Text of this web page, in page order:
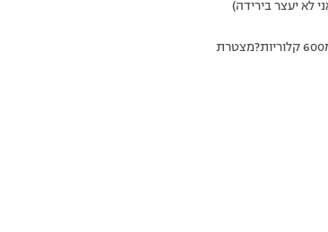
הבהרה נוספת אמרת לי שבמנה מותרת מותר ויוגורט וופל בלגי כולל כל התוספות (שוקולד גלידה קצפת ועוד)בטוח זה לא יותר מ600 קלוריות?מצטרת